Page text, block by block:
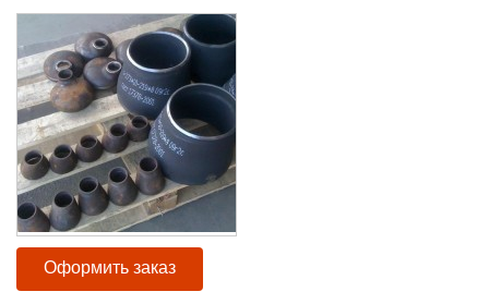
Оформить заказ